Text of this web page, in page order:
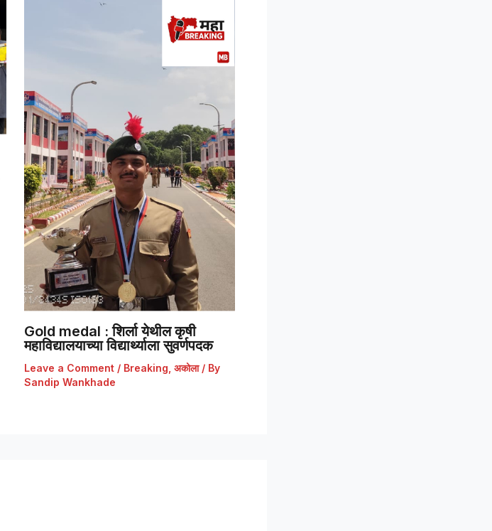
Gold medal : शिर्ला येथील कृषी
महाविद्यालयाच्या विद्यार्थ्याला सुवर्णपदक
Leave a Comment / Breaking अकोला/ By
Sandip Wankhade